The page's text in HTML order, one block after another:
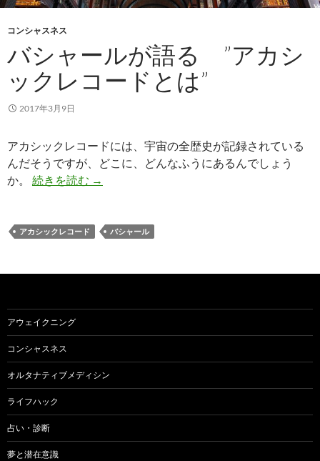
コンシャスネス
バシャールが語る ”アカシ
ックレコードとは”
2017年3月9日
アカシックレコードには、宇宙の全歴史が記録されている
んだそうですが、どこに、どんなふうにあるんでしょう
か。 続きを読む バシャールが語る ”アカシックレコードと
→
アカシックレコード バシャール
アウェイクニング
コンシャスネス
オルタナティブメディシン
ライフハック
占い・診断
夢と潜在意識